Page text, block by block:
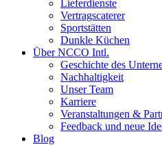
Lieferdienste
Vertragscaterer
Sportstätten
Dunkle Küchen
Über NCCO Intl.
Geschichte des
Nachhaltigkeit
Unser Team
Karriere
Veranstaltungen &
Feedback und neue
Blog